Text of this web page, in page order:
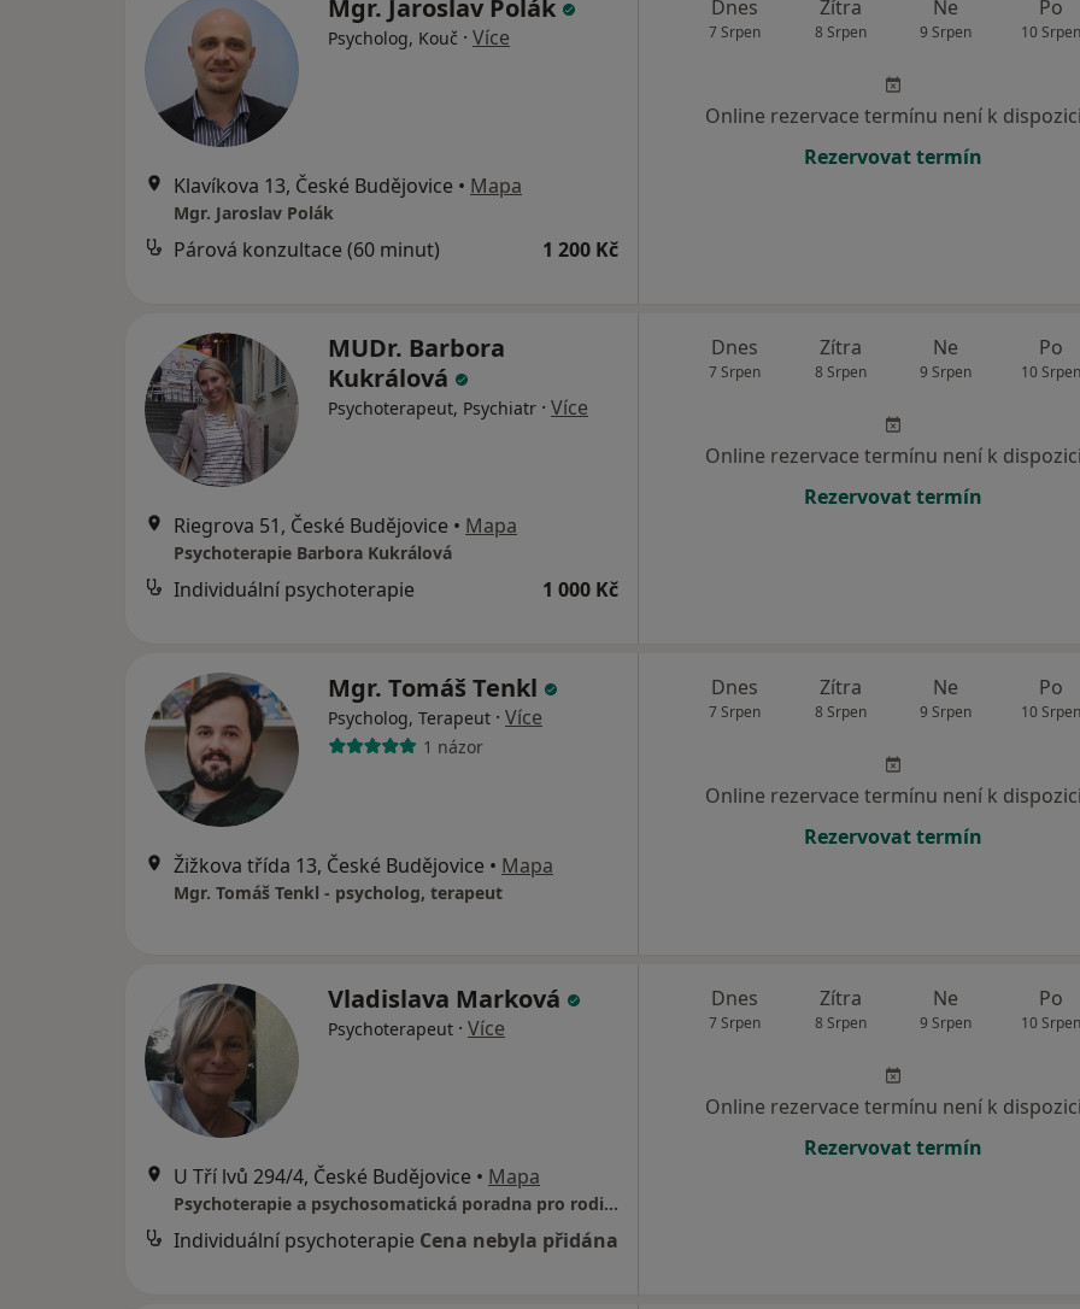
Mgr. Jaroslav Polák
Psycholog, Kouč · Více
Klavíkova 13, České Budějovice • Mapa
Mgr. Jaroslav Polák
Párová konzultace (60 minut) 1 200 Kč
Dnes
7 Srpen
Zítra
8 Srpen
Ne
9 Srpen
Po
10 Srpen
Online rezervace termínu není k dispozici
Rezervovat termín
MUDr. Barbora
Kukrálová
Psychoterapeut, Psychiatr · Více
Riegrova 51, České Budějovice • Mapa
Psychoterapie Barbora Kukrálová
Individuální psychoterapie 1 000 Kč
Dnes
7 Srpen
Zítra
8 Srpen
Ne
9 Srpen
Po
10 Srpen
Online rezervace termínu není k dispozici
Rezervovat termín
Mgr. Tomáš Tenkl
Psycholog, Terapeut · Více
1 názor
Žižkova třída 13, České Budějovice • Mapa
Mgr. Tomáš Tenkl - psycholog, terapeut
Dnes
7 Srpen
Zítra
8 Srpen
Ne
9 Srpen
Po
10 Srpen
Online rezervace termínu není k dispozici
Rezervovat termín
Vladislava Marková
Psychoterapeut · Více
U Tří lvů 294/4, České Budějovice • Mapa
Psychoterapie a psychosomatická poradna pro rodinu
Individuální psychoterapie Cena nebyla přidána
Dnes
7 Srpen
Zítra
8 Srpen
Ne
9 Srpen
Po
10 Srpen
Online rezervace termínu není k dispozici
Rezervovat termín